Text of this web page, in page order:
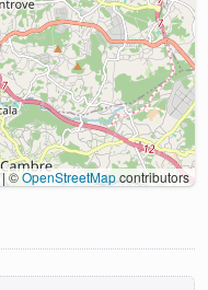
|©OpenStreetMapcontributors